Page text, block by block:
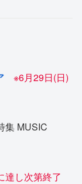
※6月29日(日)
集 MUSIC
達し次第終了